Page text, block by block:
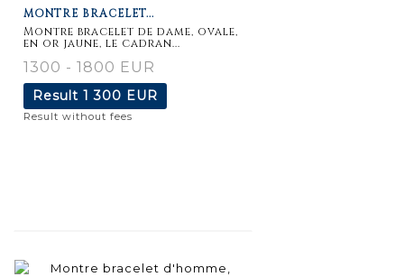
MONTRE BRACELET...
Montre bracelet de dame, ovale,
en or jaune, le cadran...
1300 - 1800 EUR
Result 1 300 EUR
Result without fees